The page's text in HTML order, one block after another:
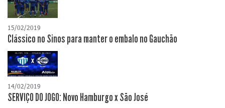
15/02/2019
Clássico no Sinos para manter o embalo no Gauchão
14/02/2019
SERVIÇO DO JOGO: Novo Hamburgo x São José